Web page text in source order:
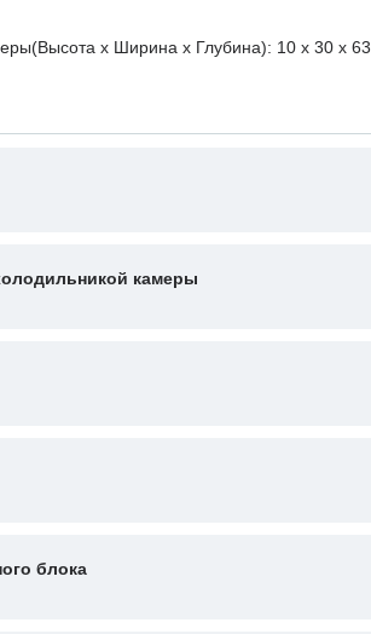
х Ширина х Глубина): 10 x 30 х 63.
камеры
блока